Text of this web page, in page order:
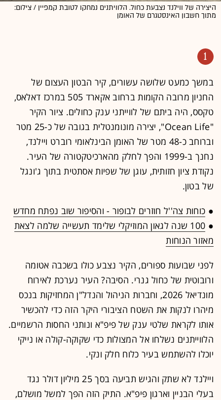
היצירה של ווילנד נצבעת כחול. הלוויתנים נמחקו לטובת קמפיין / צילום:
מתוך חשבון האינסטגרם של האומן
1
במשך כמעט שלושה עשורים, קיר הבטון העצום של
החניון מרובה הקומות ברחוב אקארד 505 במרכז דאלאס,
טקסס, היה ביתם של לווייתני ענק כחולים. ציור הקיר
"Ocean Life", יצירה מונומנטלית בגובה של כ-25 מטר
וברוחב כ-48 מטר של האומן הבינלאומי רוברט ויילנד,
נחנך ב-1999 והפך לחלק מהארכיטקטורה של העיר.
נקודת ציון חזותית, עוגן של שפיות אסתטית בתוך ג'ונגל
של בטון.
● כוחות צה''ל חוזרים לבופור - והסיפור שוב נפתח מחדש
●
100 שנה לגאון המוזיקלי שלימד תעשייה שלמה לצאת
מאזור הנוחות
לפני שבועות ספורים, הקיר נצבע כולו בשכבה אטומה
ורובוטית של כחול גנרי. הסיבה? העיר נערכת לאירוח
מונדיאל 2026, וחברות הניהול והנדל"ן המחזיקות בנכס
מיהרו לנקות את השטח הציבורי היקר הזה כדי להכשיר
אותו לקראת שלטי ענק של פיפ"א ונותני החסות הרשמיים.
הלווייתנים נשלחו אל המצולות כדי שקוקה-קולה או נייקי
יוכלו להשתמש בעיר כלוח חלק ונקי.
ויילנד לא שתק והגיש תביעה בסך 25 מיליון דולר נגד
בעלי הבניין וארגון פיפ"א. התיק הזה הפך למשל מושלם,